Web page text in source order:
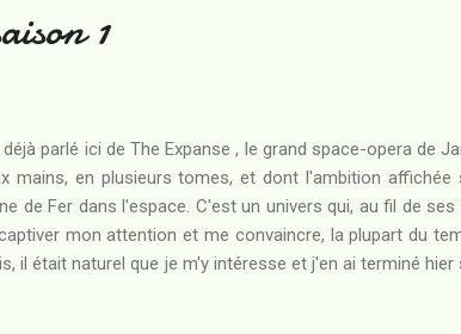
1
parlé ici de The Expanse , le grand space-opera de
mains, en plusieurs tomes, et dont l'ambition affichée
de Fer dans l'espace. C'est un univers qui, au fil de
mon attention et me convaincre, la plupart du
il était naturel que je m'y intéresse et j'en ai terminé hier